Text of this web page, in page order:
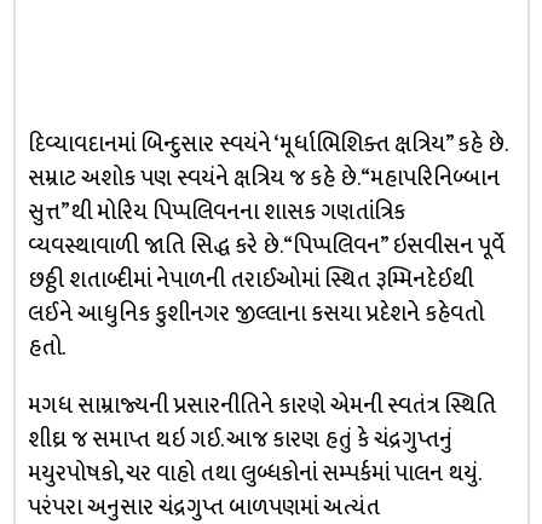
દિવ્યાવદાનમાં બિન્દુસાર સ્વયંને ‘મૂર્ધાભિશિક્ત ક્ષત્રિય” કહે છે.
સમ્રાટ અશોક પણ સ્વયંને ક્ષત્રિય જ કહે છે. “મહાપરિનિબ્બાન
સુત્ત”થી મોરિય પિપ્પલિવનના શાસક ગણતાંત્રિક
વ્યવસ્થાવાળી જાતિ સિદ્ધ કરે છે. “પિપ્પલિવન” ઇસવીસન પૂર્વે
છઠ્ઠી શતાબ્દીમાં નેપાળની તરાઈઓમાં સ્થિત રૂમ્મિનદેઈથી
લઈને આધુનિક કુશીનગર જીલ્લાના કસયા પ્રદેશને કહેવતો
હતો.
મગધ સામ્રાજ્યની પ્રસારનીતિને કારણે એમની સ્વતંત્ર સ્થિતિ
શીઘ્ર જ સમાપ્ત થઇ ગઈ. આજ કારણ હતું કે ચંદ્રગુપ્તનું
મયુરપોષકો, ચર વાહો તથા લુબ્ધકોનાં સમ્પર્કમાં પાલન થયું.
પરંપરા અનુસાર ચંદ્રગુપ્ત બાળપણમાં અત્યંત